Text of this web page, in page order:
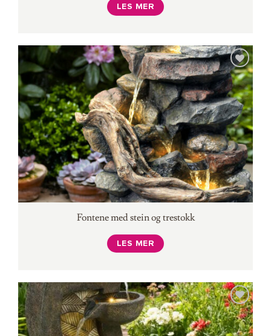
LES MER
Fontene med stein og trestokk
LES MER